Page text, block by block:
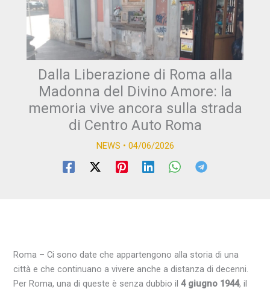
Dalla Liberazione di Roma alla
Madonna del Divino Amore: la
memoria vive ancora sulla strada
di Centro Auto Roma
NEWS • 04/06/2026
Roma – Ci sono date che appartengono alla storia di una
città e che continuano a vivere anche a distanza di decenni.
Per Roma, una di queste è senza dubbio il4 giugno 1944, il